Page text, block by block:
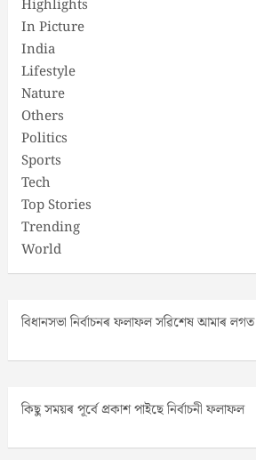
Highlights
In Picture
India
Lifestyle
Nature
Others
Politics
Sports
Tech
Top Stories
Trending
World
বিধানসভা নিৰ্বাচনৰ ফলাফল সৱিশেষ আমাৰ লগত
কিছু সময়ৰ পূৰ্বে প্ৰকাশ পাইছে নিৰ্বাচনী ফলাফল